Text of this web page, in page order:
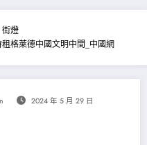
街燈
格萊德中國文明中間_中國網
2024 年 5 月 29 日